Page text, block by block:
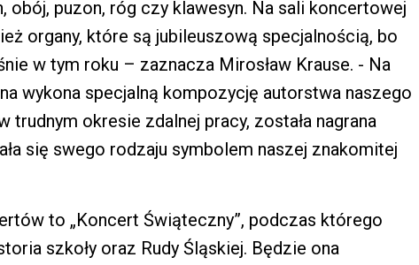
obój, puzon, róg czy klawesyn. Na sali koncertowej
organy, które są jubileuszową specjalnością, bo
w tym roku – zaznacza Mirosław Krause. - Na
wykona specjalną kompozycję autorstwa naszego
trudnym okresie zdalnej pracy, została nagrana
się swego rodzaju symbolem naszej znakomitej
to „Koncert Świąteczny”, podczas którego
szkoły oraz Rudy Śląskiej. Będzie ona